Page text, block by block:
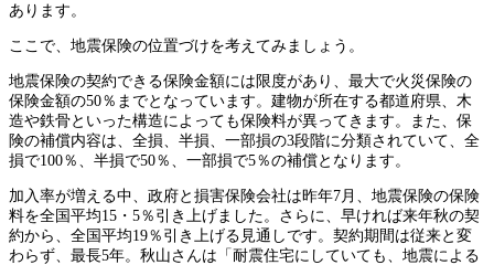
あります。
ここで、地震保険の位置づけを考えてみましょう。
地震保険の契約できる保険金額には限度があり、最大で火災保険の
保険金額の50％までとなっています。建物が所在する都道府県、木
造や鉄骨といった構造によっても保険料が異ってきます。また、保
険の補償内容は、全損、半損、一部損の3段階に分類されていて、全
損で100％、半損で50％、一部損で5％の補償となります。
加入率が増える中、政府と損害保険会社は昨年7月、地震保険の保険
料を全国平均15・5％引き上げました。さらに、早ければ来年秋の契
約から、全国平均19％引き上げる見通しです。契約期間は従来と変
わらず、最長5年。秋山さんは「耐震住宅にしていても、地震による